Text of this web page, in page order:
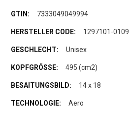
7333049049994
1297101-0109
Unisex
495 (cm2)
14 x 18
Aero